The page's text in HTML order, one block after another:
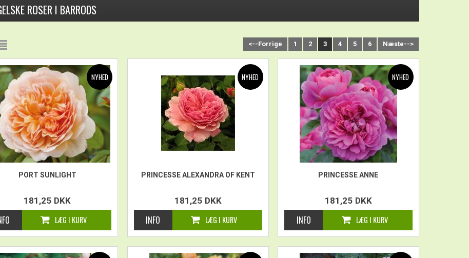
ROSER I BARRODS
<--Forrige 1 2 3 4 5 6 Næste-->
PORT SUNLIGHT
181,25 DKK
PRINCESSE ALEXANDRA OF KENT
181,25 DKK
PRINCESSE ANNE
181,25 DKK